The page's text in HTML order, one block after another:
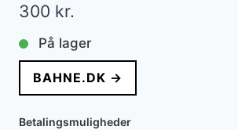
300 kr.
På lager
BAHNE.DK →
Betalingsmuligheder